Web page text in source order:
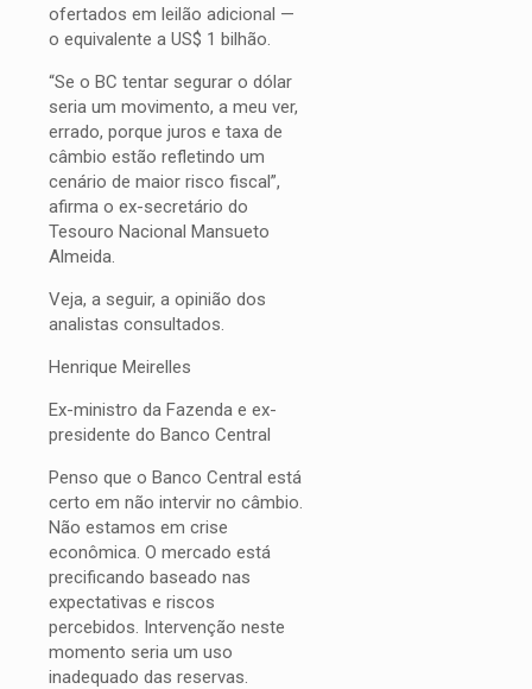
ofertados em leilão adicional —
o equivalente a US$ 1 bilhão.
“Se o BC tentar segurar o dólar
seria um movimento, a meu ver,
errado, porque juros e taxa de
câmbio estão refletindo um
cenário de maior risco fiscal”,
afirma o ex-secretário do
Tesouro Nacional Mansueto
Almeida.
Veja, a seguir, a opinião dos
analistas consultados.
Henrique Meirelles
Ex-ministro da Fazenda e ex-
presidente do Banco Central
Penso que o Banco Central está
certo em não intervir no câmbio.
Não estamos em crise
econômica. O mercado está
precificando baseado nas
expectativas e riscos
percebidos. Intervenção neste
momento seria um uso
inadequado das reservas.